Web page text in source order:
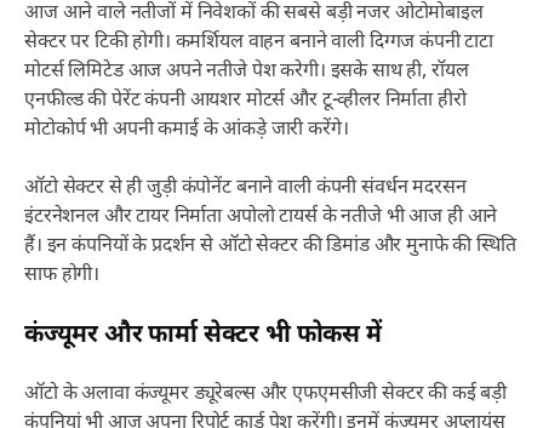
आज आने वाले नतीजों में निवेशकों की सबसे बड़ी नजर ओटोमोबाइल
सेक्टर पर टिकी होगी। कमर्शियल वाहन बनाने वाली दिग्गज कंपनी टाटा
मोटर्स लिमिटेड आज अपने नतीजे पेश करेगी। इसके साथ ही, रॉयल
एनफील्ड की पेरेंट कंपनी आयशर मोटर्स और टू-व्हीलर निर्माता हीरो
मोटोकोर्प भी अपनी कमाई के आंकड़े जारी करेंगे।
ऑटो सेक्टर से ही जुड़ी कंपोनेंट बनाने वाली कंपनी संवर्धन मदरसन
इंटरनेशनल और टायर निर्माता अपोलो टायर्स के नतीजे भी आज ही आने
हैं। इन कंपनियों के प्रदर्शन से ऑटो सेक्टर की डिमांड और मुनाफे की स्थिति
साफ होगी।
कंज्यूमर और फार्मा सेक्टर भी फोकस में
ऑटो के अलावा कंज्यूमर ड्यूरेबल्स और एफएमसीजी सेक्टर की कई बड़ी